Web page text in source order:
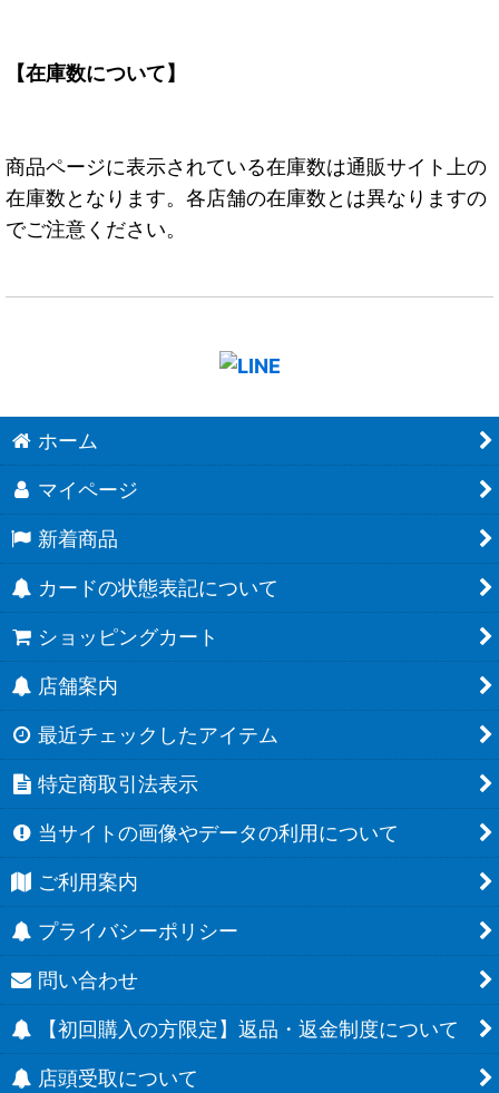
【在庫数について】
商品ページに表示されている在庫数は通販サイト上の
在庫数となります。各店舗の在庫数とは異なりますの
でご注意ください。
ホーム
マイページ
新着商品
カードの状態表記について
ショッピングカート
店舗案内
最近チェックしたアイテム
特定商取引法表示
当サイトの画像やデータの利用について
ご利用案内
プライバシーポリシー
問い合わせ
【初回購入の方限定】返品・返金制度について
店頭受取について